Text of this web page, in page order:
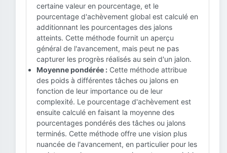
certaine valeur en pourcentage, et le
pourcentage d'achèvement global est calculé en
additionnant les pourcentages des jalons
atteints. Cette méthode fournit un aperçu
général de l'avancement, mais peut ne pas
capturer les progrès réalisés au sein d'un jalon.
Moyenne pondérée : Cette méthode attribue
des poids à différentes tâches ou jalons en
fonction de leur importance ou de leur
complexité. Le pourcentage d'achèvement est
ensuite calculé en faisant la moyenne des
pourcentages pondérés des tâches ou jalons
terminés. Cette méthode offre une vision plus
nuancée de l'avancement, en particulier pour les